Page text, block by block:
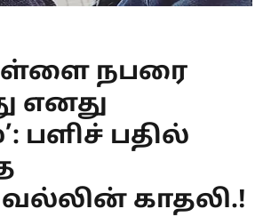
நபரை
எனது
பளிச் பதில்
காதலி.!